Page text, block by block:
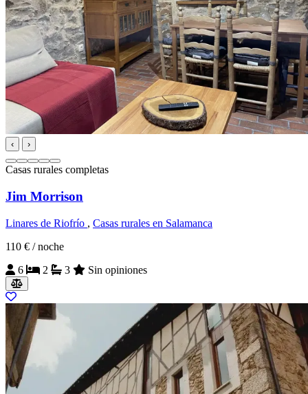
‹ ›
Casas rurales completas
Jim Morrison
Linares de Riofrío , Casas rurales en Salamanca
110 € / noche
6
2 3 Sin opiniones